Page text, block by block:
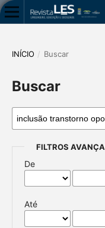
INÍCIO / Buscar
Buscar
FILTROS
De
Até